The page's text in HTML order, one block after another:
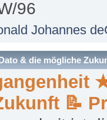
Österreich/
96
Johannes
& die mögliche